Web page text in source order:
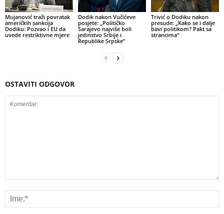
Mujanović traži povratak
američkih sankcija
Dodiku: Pozvao i EU da
uvede restriktivne mjere
Dodik nakon Vučićeve
posjete: „Političko
Sarajevo najviše boli
jedinstvo Srbije i
Republike Srpske“
Trivić o Dodiku nakon
presude: „Kako se i dalje
bavi politikom? Pakt sa
strancima“
OSTAVITI ODGOVOR